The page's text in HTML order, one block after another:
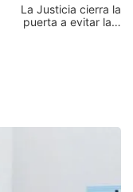
La Justicia cierra la
puerta a evitar la…